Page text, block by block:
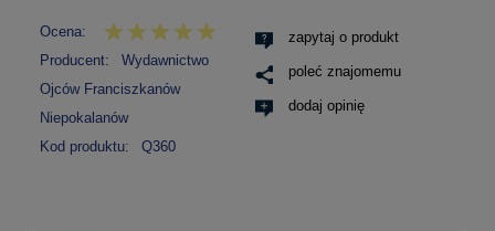
Ocena:
Producent:
Wydawnictwo
Ojców Franciszkanów
Niepokalanów
Kod produktu:
Q360
zapytaj o produkt
poleć znajomemu
dodaj opinię